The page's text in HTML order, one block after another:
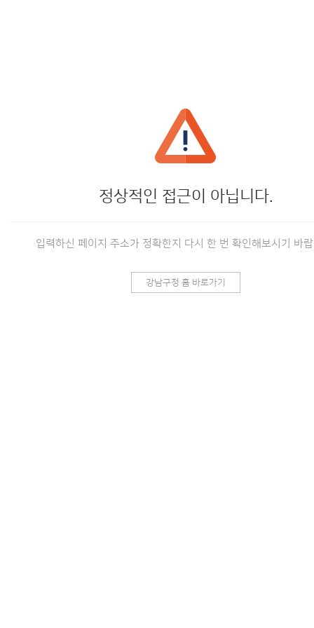
정상적인 접근이 아닙니다.
입력하신 페이지 주소가 정확한지 다시 한 번 확인해보시기 바
강남구청 홈 바로가기